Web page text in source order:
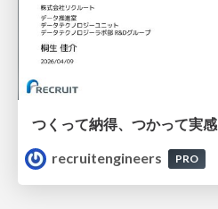
recruitengineers
PRO